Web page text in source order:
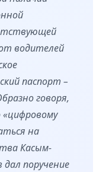
водителей
паспорт –
говоря,
«цифровому
на
Касым-
поручение